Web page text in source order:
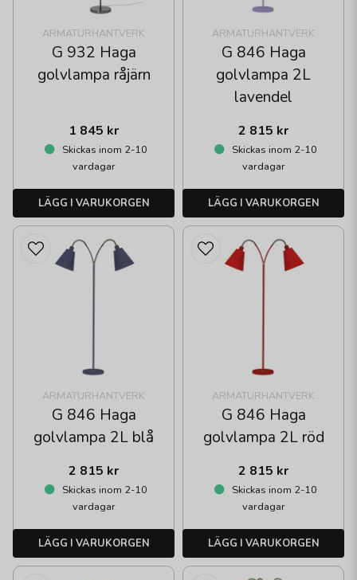
ARMATURHANTVERK
G 932 Haga
golvlampa råjärn
1 845 kr
Skickas inom 2-10
vardagar
LÄGG I VARUKORGEN
ARMATURHANTVERK
G 846 Haga
golvlampa 2L
lavendel
2 815 kr
Skickas inom 2-10
vardagar
LÄGG I VARUKORGEN
ARMATURHANTVERK
G 846 Haga
golvlampa 2L blå
2 815 kr
Skickas inom 2-10
vardagar
LÄGG I VARUKORGEN
ARMATURHANTVERK
G 846 Haga
golvlampa 2L röd
2 815 kr
Skickas inom 2-10
vardagar
LÄGG I VARUKORGEN